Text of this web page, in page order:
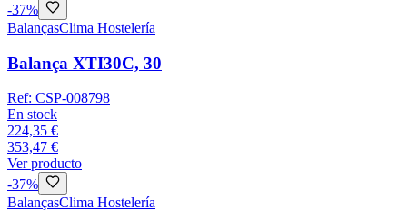
-37%
BalançasClima Hostelería
Balança XTI30C, 30
Ref: CSP-008798
En stock
224,35 €
353,47 €
Ver producto
-37%
BalançasClima Hostelería